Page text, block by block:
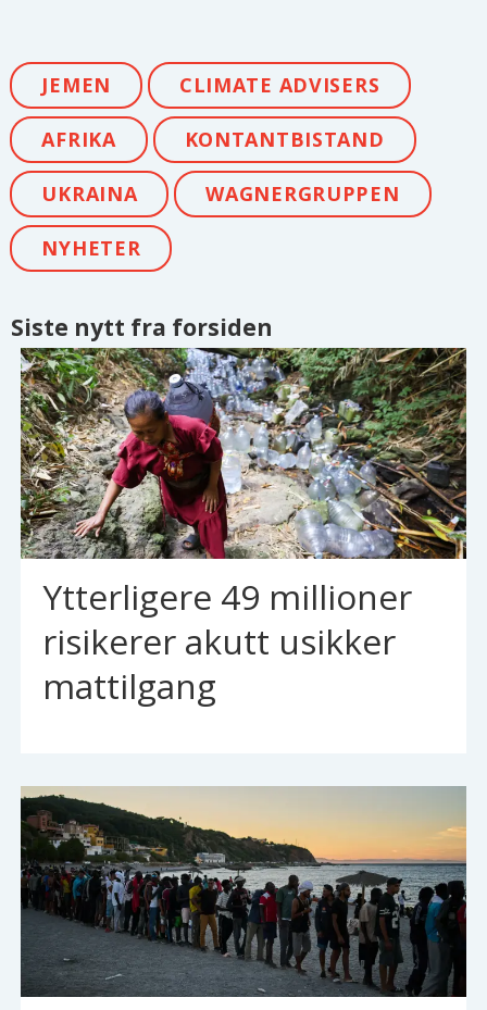
JEMEN CLIMATE ADVISERS
AFRIKA KONTANTBISTAND
UKRAINA WAGNERGRUPPEN
NYHETER
Siste nytt fra forsiden
Ytterligere 49 millioner
risikerer akutt usikker
mattilgang